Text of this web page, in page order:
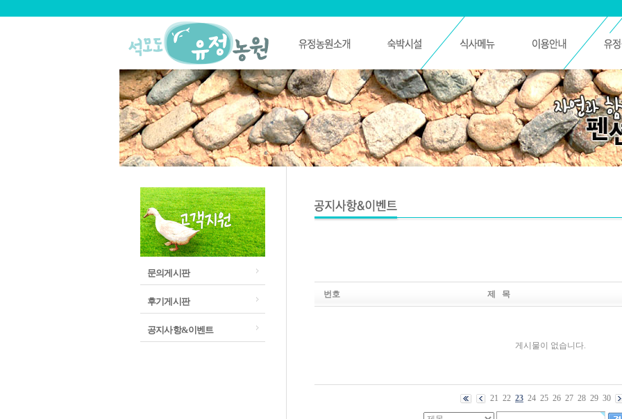
문의게시판
후기게시판
공지사항&이벤트
번호
제 목
게시물이 없습니다.
21 22 23 24 25 26 27 28 29 30